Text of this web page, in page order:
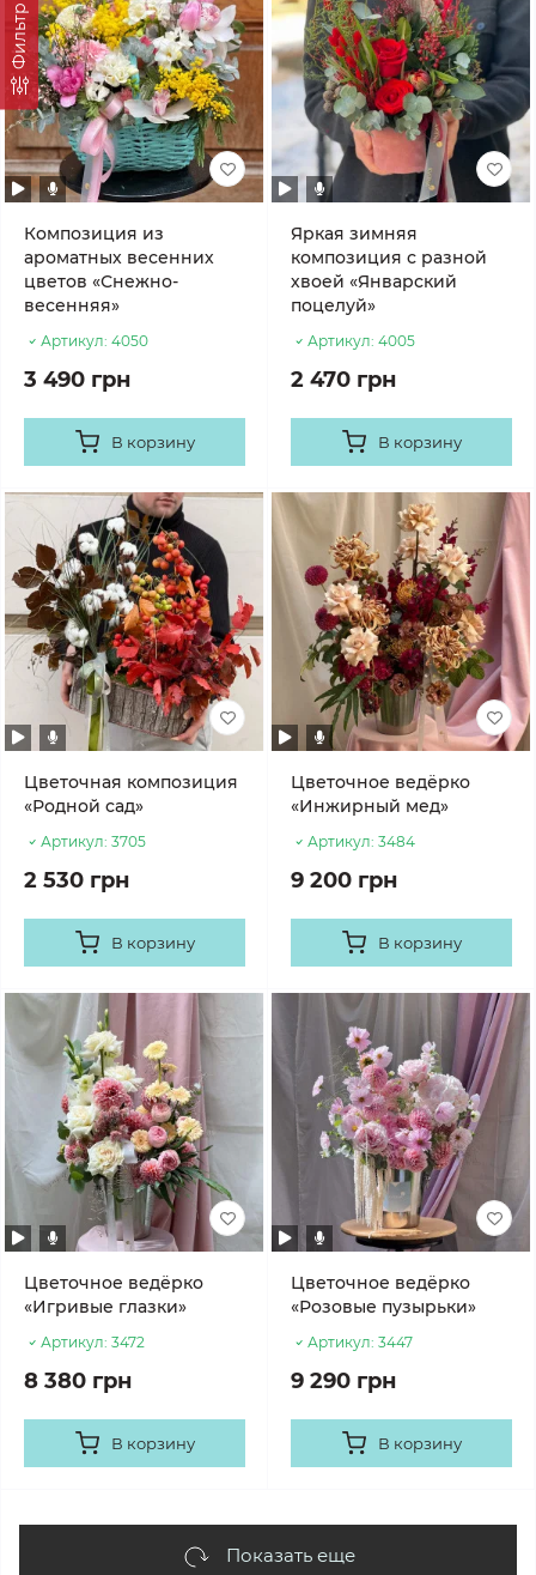
Фильтр
Композиция из
ароматных весенних
цветов «Снежно-
весенняя»
Артикул: 4050
3 490 грн
В корзину
Яркая зимняя
композиция с разной
хвоей «Январский
поцелуй»
Артикул: 4005
2 470 грн
В корзину
Цветочная композиция
«Родной сад»
Артикул: 3705
2 530 грн
В корзину
Цветочное ведёрко
«Инжирный мед»
Артикул: 3484
9 200 грн
В корзину
Цветочное ведёрко
«Игривые глазки»
Артикул: 3472
8 380 грн
В корзину
Цветочное ведёрко
«Розовые пузырьки»
Артикул: 3447
9 290 грн
В корзину
Показать еще